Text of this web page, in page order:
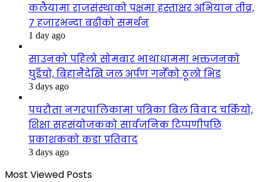
कलैयामा राजसंस्थाको पक्षमा हस्ताक्षर अभियान तीव्र,
७ हजारभन्दा बढीको समर्थन
1 day ago
साउनको पहिलो सोमबार भाथाधाममा भक्तजनको
घुइँचो, बिहानैदेखि जल अर्पण गर्नेको ठूलो भिड
3 days ago
पचरौता नगरपालिकामा पत्रिका बिल विवाद चर्कियो,
शिक्षा सहसंयोजकको सार्वजनिक टिप्पणीपछि
प्रकाशकको कडा प्रतिवाद
3 days ago
Most Viewed Posts